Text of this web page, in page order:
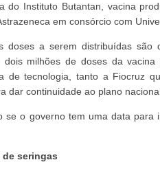
do Instituto Butantan, vacina
em consórcio com
doses a serem distribuídas são
dois milhões de doses da
de tecnologia, tanto a Fiocruz
dar continuidade ao plano
se o governo tem uma data para
seringas